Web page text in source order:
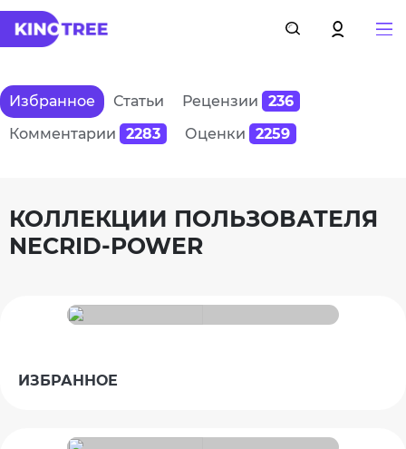
Избранное Статьи Рецензии
236
Комментарии
2283 Оценки 2259
КОЛЛЕКЦИИ ПОЛЬЗОВАТЕЛЯ
NECRID-POWER
ИЗБРАННОЕ